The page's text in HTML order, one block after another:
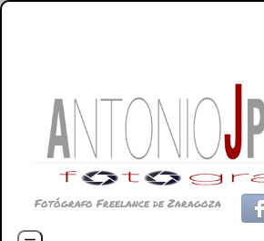
Fotógrafo Freelance de Zaragoza